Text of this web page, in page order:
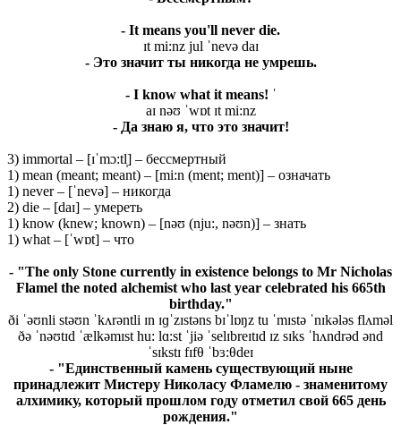
- It means you'll never die.
ɪt mi:nz jul ˈnevə daɪ
- Это значит ты никогда не умрешь.
- I know what it means! ˈ
aɪ nəʊ ˈwɒt ɪt mi:nz
- Да знаю я, что это значит!
3) immortal – [ɪˈmɔ:tl̩] – бессмертный
1) mean (meant; meant) – [mi:n (ment; ment)] – означать
1) never – [ˈnevə] – никогда
2) die – [daɪ] – умереть
1) know (knew; known) – [nəʊ (nju:, nəʊn)] – знать
1) what – [ˈwɒt] – что
- "The only Stone currently in existence belongs to Mr Nicholas
Flamel the noted alchemist who last year celebrated his 665th
birthday."
ði ˈəʊnli stəʊn ˈkʌrəntli ɪn ɪɡˈzɪstəns bɪˈlɒŋz tu ˈmɪstə ˈnɪkələs flʌməl
ðə ˈnəʊtɪd ˈælkəmɪst hu: lɑ:st ˈjiə ˈselɪbreɪtɪd ɪz sɪks ˈhʌndrəd ənd
ˈsɪkstɪ fɪfθ ˈbɜ:θdeɪ
- "Единственный камень существующий ныне
принадлежит Мистеру Николасу Фламелю - знаменитому
алхимику, который прошлом году отметил свой 665 день
рождения."